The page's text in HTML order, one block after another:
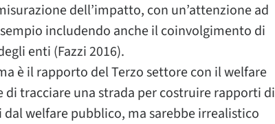
dell’impatto, con un’attenzione ad
includendo anche il coinvolgimento di
enti (Fazzi 2016).
è il rapporto del Terzo settore con il welfare
tracciare una strada per costruire rapporti di
welfare pubblico, ma sarebbe irrealistico